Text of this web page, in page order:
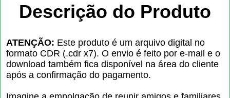
Descrição do Produto
ATENÇÃO: Este produto é um arquivo digital no
formato CDR (.cdr x7). O envio é feito por e-mail e o
download também fica disponível na área do cliente
após a confirmação do pagamento.